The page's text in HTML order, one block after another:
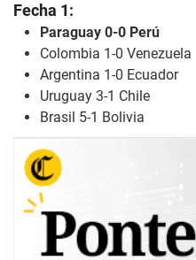
Fecha 1:
Paraguay 0-0 Perú
Colombia 1-0 Venezuela
Argentina 1-0 Ecuador
Uruguay 3-1 Chile
Brasil 5-1 Bolivia